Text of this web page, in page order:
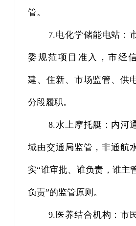
管。
7.电化学储能电站：
委规范项目准入，市经
建、住新、市场监管、供
分段履职。
8.水上摩托艇： 内河
域由交通局监管，非通航
实“谁审批、谁负责，谁主
负责”的监管原则。
9. 医养结合机构：市